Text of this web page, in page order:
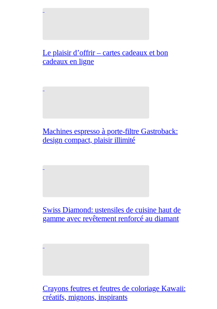
Le plaisir d’offrir – cartes cadeaux et bon
cadeaux en ligne
Machines espresso à porte-filtre Gastroback:
design compact, plaisir illimité
Swiss Diamond: ustensiles de cuisine haut de
gamme avec revêtement renforcé au diamant
Crayons feutres et feutres de coloriage Kawaii:
créatifs, mignons, inspirants